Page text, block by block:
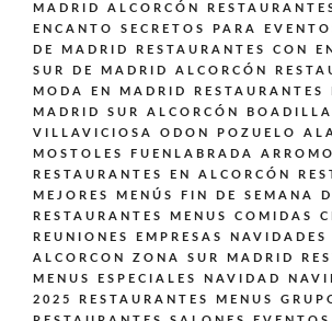
MADRID ALCORCÓN
ENCANTO SECRETOS PARA
DE MADRID
RESTAURANTES CON
SUR DE MADRID ALCORCÓN
MODA EN MADRID
RESTAURANTES
MADRID SUR ALCORCÓN
VILLAVICIOSA ODON POZUELO
MOSTOLES FUENLABRADA
RESTAURANTES EN ALCORCÓN
MEJORES MENÚS FIN DE SEMANA
RESTAURANTES MENUS COMIDAS
REUNIONES EMPRESAS
ALCORCON ZONA SUR MADRID
MENUS ESPECIALES NAVIDAD
2025
RESTAURANTES MENUS